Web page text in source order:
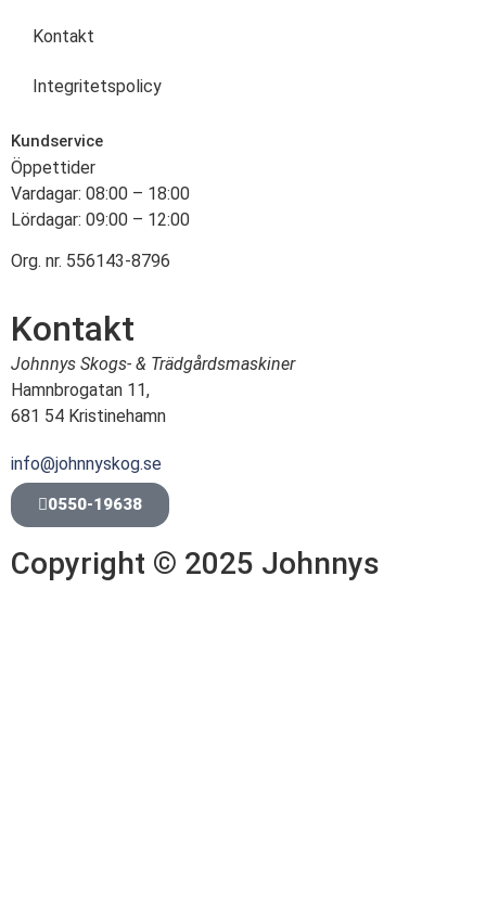
Kontakt
Integritetspolicy
Kundservice
Öppettider
Vardagar: 08:00 – 18:00
Lördagar: 09:00 – 12:00
Org. nr. 556143-8796
Kontakt
Johnnys Skogs- & Trädgårdsmaskiner
Hamnbrogatan 11,
681 54 Kristinehamn
info@johnnyskog.se
0550-19638
Copyright © 2025 Johnnys